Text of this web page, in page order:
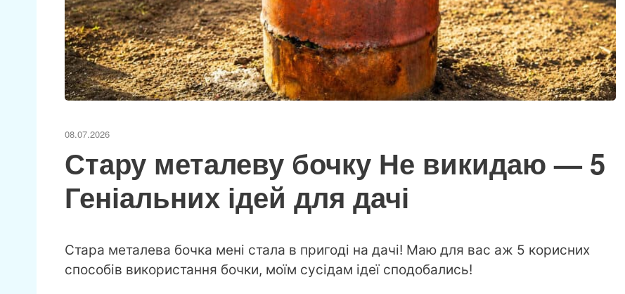
08.07.2026
Стару металеву бочку Не викидаю — 5
Геніальних ідей для дачі
Стара металева бочка мені стала в пригоді на дачі! Маю для вас аж 5 корисних
способів використання бочки, моїм сусідам ідеї сподобались!